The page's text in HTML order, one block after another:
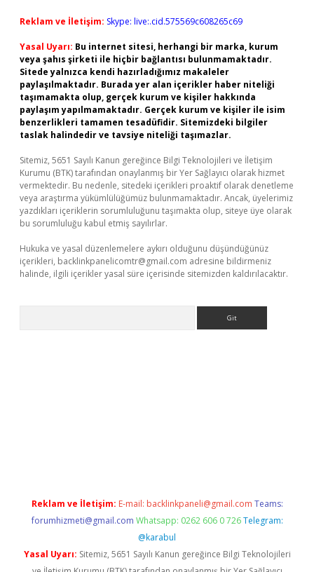
Reklam ve İletişim: Skype: live:.cid.575569c608265c69
Yasal Uyarı: Bu internet sitesi, herhangi bir marka, kurum
veya şahıs şirketi ile hiçbir bağlantısı bulunmamaktadır.
Sitede yalnızca kendi hazırladığımız makaleler
paylaşılmaktadır. Burada yer alan içerikler haber niteliği
taşımamakta olup, gerçek kurum ve kişiler hakkında
paylaşım yapılmamaktadır. Gerçek kurum ve kişiler ile isim
benzerlikleri tamamen tesadüfidir. Sitemizdeki bilgiler
taslak halindedir ve tavsiye niteliği taşımazlar.
Sitemiz, 5651 Sayılı Kanun gereğince Bilgi Teknolojileri ve İletişim
Kurumu (BTK) tarafından onaylanmış bir Yer Sağlayıcı olarak hizmet
vermektedir. Bu nedenle, sitedeki içerikleri proaktif olarak denetleme
veya araştırma yükümlülüğümüz bulunmamaktadır. Ancak, üyelerimiz
yazdıkları içeriklerin sorumluluğunu taşımakta olup, siteye üye olarak
bu sorumluluğu kabul etmiş sayılırlar.
Hukuka ve yasal düzenlemelere aykırı olduğunu düşündüğünüz
içerikleri, backlinkpanelicomtr@gmail.com adresine bildirmeniz
halinde, ilgili içerikler yasal süre içerisinde sitemizden kaldırılacaktır.
Reklam ve İletişim: E-mail: backlinkpaneli@gmail.com Teams:
forumhizmeti@gmail.com Whatsapp: 0262 606 0 726 Telegram:
@karabul
Yasal Uyarı: Sitemiz, 5651 Sayılı Kanun gereğince Bilgi Teknolojileri